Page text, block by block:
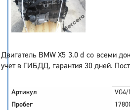
Двигатель BMW X5 3.0 d со всеми
учет в ГИБДД, гарантия 30 дней.
Артикул
VG4/
Пробег